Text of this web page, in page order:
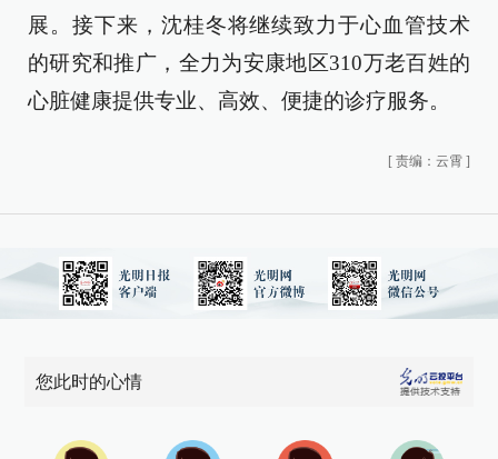
展。接下来，沈桂冬将继续致力于心血管技术
的研究和推广，全力为安康地区310万老百姓的
心脏健康提供专业、高效、便捷的诊疗服务。
[ 责编：云霄 ]
您此时的心情